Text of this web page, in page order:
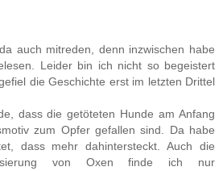
auch mitreden, denn inzwischen habe
Leider bin ich nicht so begeistert
die Geschichte erst im letzten Drittel
dass die getöteten Hunde am Anfang
zum Opfer gefallen sind. Da habe
dass mehr dahintersteckt. Auch die
von Oxen finde ich nur